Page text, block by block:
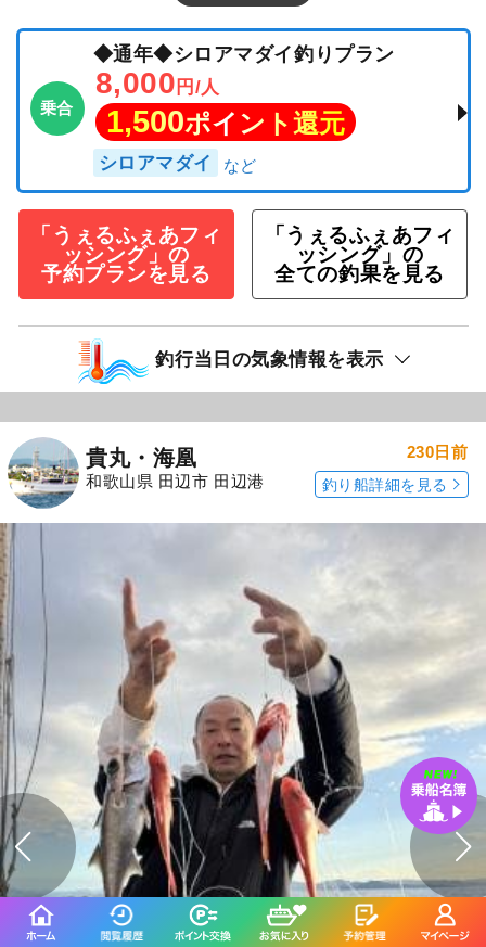
乗合
◆通年◆シロアマダイ釣りプラン
8,000 円/人
1,500ポイント還元
シロアマダイ
「うぇるふぇあフィ
ッシング」の
予約プランを見る
「うぇるふぇあフィ
ッシング」の
全ての釣果を見る
釣行当日の気象情報を表示
貴丸・海凰
和歌山県 田辺市 田辺港
230日前
釣り船詳細を見る